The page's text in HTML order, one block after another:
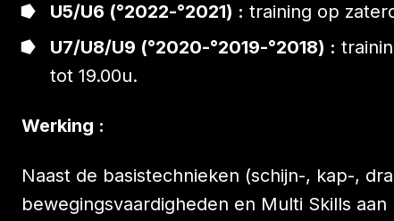
U5/U6 (°2022-°2021) : training op
U7/U8/U9 (°2020-°2019-°2018) :
tot 19.00u.
Werking :
Naast de basistechnieken (schijn-, kap-,
bewegingsvaardigheden en Multi Skills